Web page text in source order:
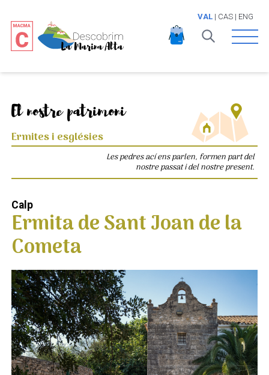
VAL| CAS| ENG
Open
El nostre patrimoni
Ermites i esglésies
Les pedres ací ens parlen, formen part del
nostre passat i del nostre present.
Calp
Ermita de Sant Joan de la
Cometa